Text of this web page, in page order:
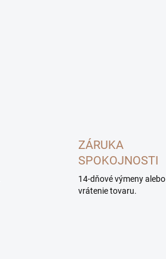
ZÁRUKA
SPOKOJNOSTI
14-dňové výmeny alebo
vrátenie tovaru.